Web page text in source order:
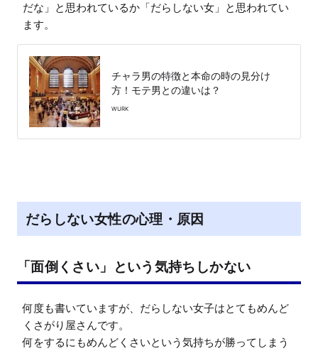
だな」と思われているか「だらしない女」と思われてい
ます。
チャラ男の特徴と本命の時の見分け
方！モテ男との違いは？
WURK
だらしない女性の心理・原因
「面倒くさい」という気持ちしかない
何度も書いていますが、だらしない女子はとてもめんど
くさがり屋さんです。
何をするにもめんどくさいという気持ちが勝ってしまう